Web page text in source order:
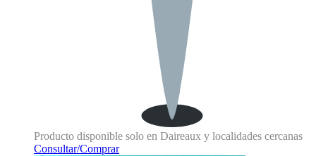
Producto disponible solo en Daireaux y localidades cercanas
Consultar/Comprar